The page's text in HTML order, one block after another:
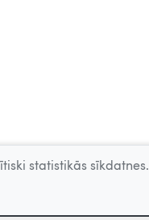
statistikās sīkdatnes.